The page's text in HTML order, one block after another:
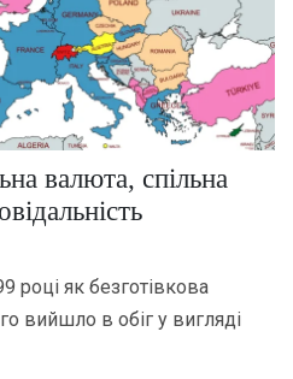
валюта, спільна
році як безготівкова
вийшло в обіг у вигляді